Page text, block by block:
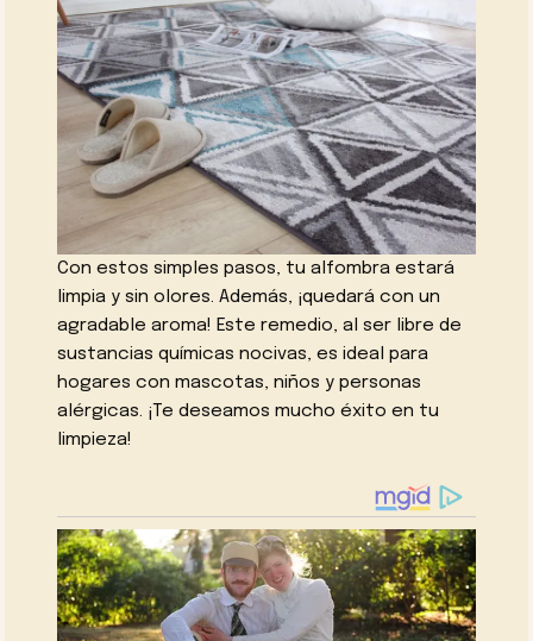
Con estos simples pasos, tu alfombra estará
limpia y sin olores. Además, ¡quedará con un
agradable aroma! Este remedio, al ser libre de
sustancias químicas nocivas, es ideal para
hogares con mascotas, niños y personas
alérgicas. ¡Te deseamos mucho éxito en tu
limpieza!